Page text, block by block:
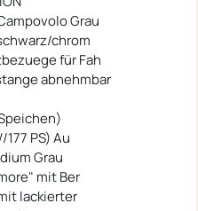
Grau
chrom
für Fah
abnehmbar
PS) Au
Grau
mit Ber
lackierter